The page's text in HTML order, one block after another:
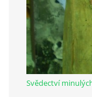
Občanská
Svědectví